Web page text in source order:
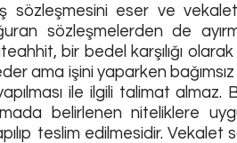
iş sözleşmesini eser ve
sözleşmelerden de
bir bedel karşılığı
ama işini yaparken
ile ilgili talimat almaz.
belirlenen niteliklere
teslim edilmesidir. Vekalet